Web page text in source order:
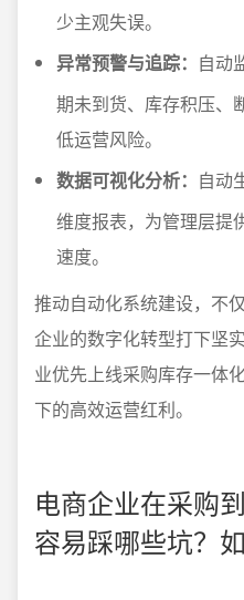
少主观失误。
异常预警与追踪： 自动
期未到货、库存积压、
低运营风险。
数据可视化分析： 自动
维度报表，为管理层提
速度。
推动自动化系统建设，不
企业的数字化转型打下坚
业优先上线采购库存一体
下的高效运营红利。
电商企业在采购
容易踩哪些坑？